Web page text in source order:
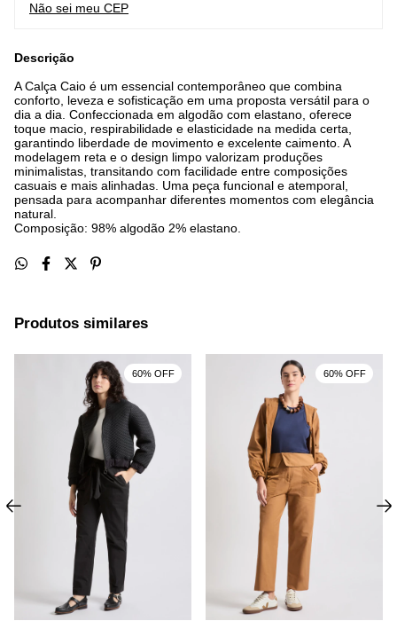
Não sei meu CEP
Descrição
A Calça Caio é um essencial contemporâneo que combina
conforto, leveza e sofisticação em uma proposta versátil para o
dia a dia. Confeccionada em algodão com elastano, oferece
toque macio, respirabilidade e elasticidade na medida certa,
garantindo liberdade de movimento e excelente caimento. A
modelagem reta e o design limpo valorizam produções
minimalistas, transitando com facilidade entre composições
casuais e mais alinhadas. Uma peça funcional e atemporal,
pensada para acompanhar diferentes momentos com elegância
natural.
Composição: 98% algodão 2% elastano.
Produtos similares
60% OFF 60% OFF